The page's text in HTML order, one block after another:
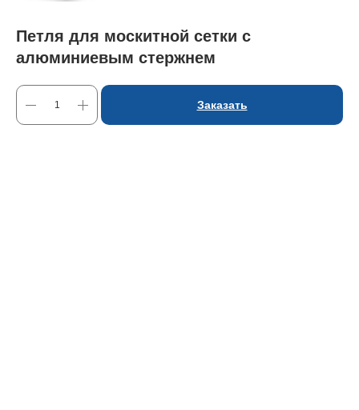
Петля для москитной сетки с
алюминиевым стержнем
Заказать